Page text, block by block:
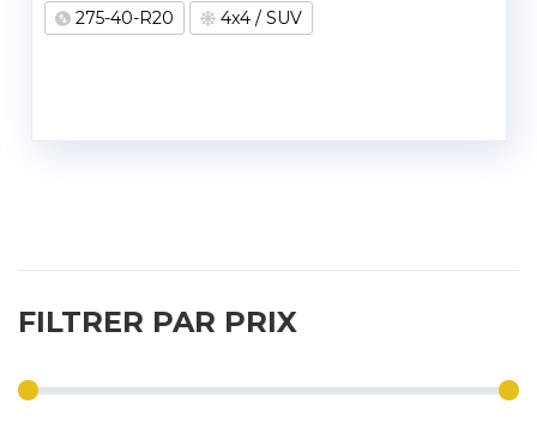
275-40-R20 4x4 / SUV
FILTRER PAR PRIX